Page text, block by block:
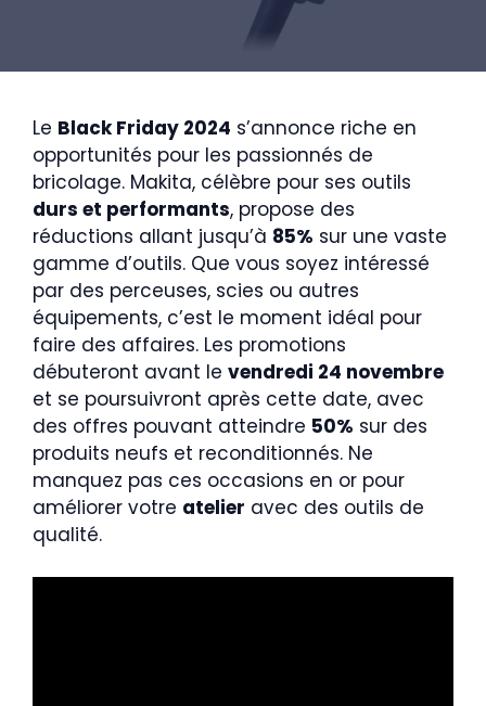
Le Black Friday 2024 s’annonce riche en
opportunités pour les passionnés de
bricolage. Makita, célèbre pour ses outils
durs et performants, propose des
réductions allant jusqu’à 85% sur une vaste
gamme d’outils. Que vous soyez intéressé
par des perceuses, scies ou autres
équipements, c’est le moment idéal pour
faire des affaires. Les promotions
débuteront avant le vendredi 24 novembre
et se poursuivront après cette date, avec
des offres pouvant atteindre 50% sur des
produits neufs et reconditionnés. Ne
manquez pas ces occasions en or pour
améliorer votre atelier avec des outils de
qualité.